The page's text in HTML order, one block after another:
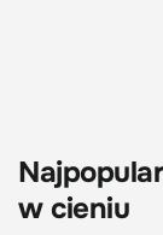
w cieniu